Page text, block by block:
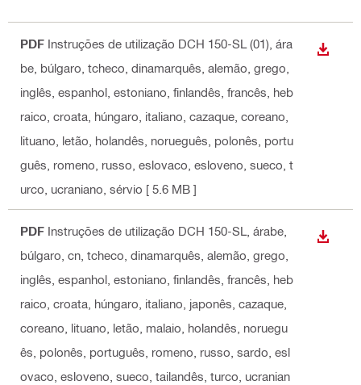
PDF Instruções de utilização DCH 150-SL (01) , ára
be, búlgaro, tcheco, dinamarquês, alemão, grego,
inglês, espanhol, estoniano, finlandês, francês, heb
raico, croata, húngaro, italiano, cazaque, coreano,
lituano, letão, holandês, norueguês, polonês, portu
guês, romeno, russo, eslovaco, esloveno, sueco, t
urco, ucraniano, sérvio [ 5.6 MB ]
PDF Instruções de utilização DCH 150-SL , árabe,
búlgaro, cn, tcheco, dinamarquês, alemão, grego,
inglês, espanhol, estoniano, finlandês, francês, heb
raico, croata, húngaro, italiano, japonês, cazaque,
coreano, lituano, letão, malaio, holandês, noruegu
ês, polonês, português, romeno, russo, sardo, esl
ovaco, esloveno, sueco, tailandês, turco, ucranian